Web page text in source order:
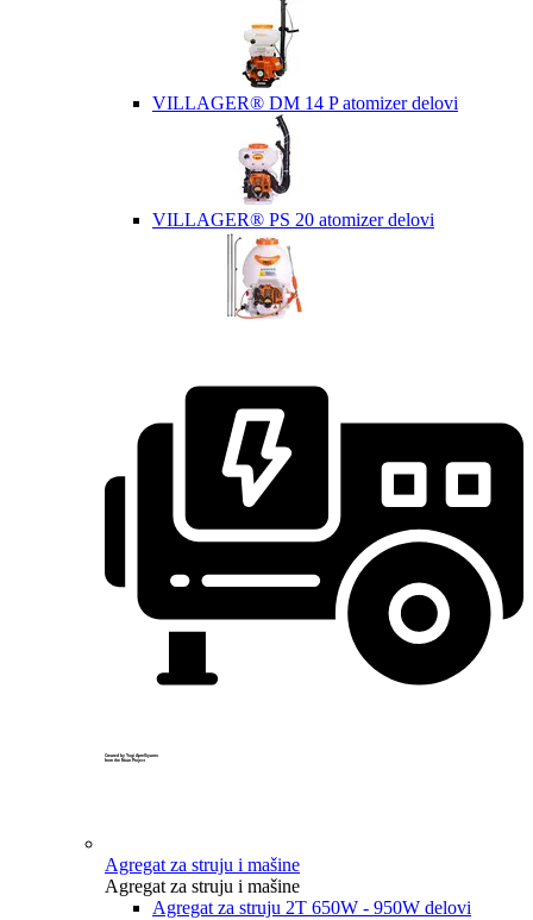
VILLAGER® DM 14 P atomizer delovi
VILLAGER® PS 20 atomizer delovi
Created by Yogi Aprelliyanto
from the Noun Project
Agregat za struju i mašine
Agregat za struju i mašine
Agregat za struju 2T 650W - 950W delovi